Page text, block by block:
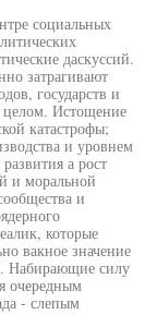
социальных
даскуссий.
затрагивают
государств и
целом. Истощение
катастрофы;
и уровнем
а рост
и моральной
и
которые
вакное значение
Набирающие силу
очередным
- слепым